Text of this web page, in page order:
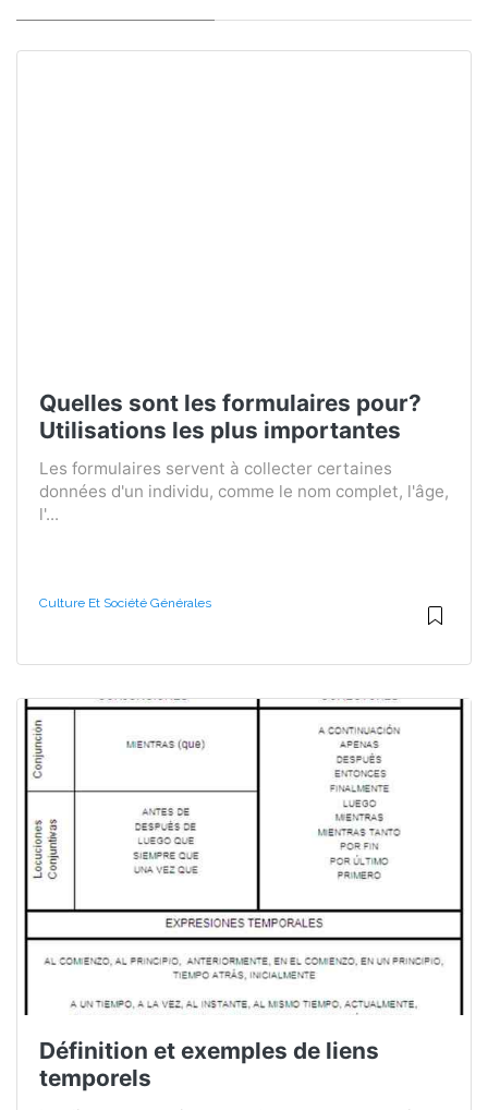
Quelles sont les formulaires pour?
Utilisations les plus importantes
Les formulaires servent à collecter certaines
données d'un individu, comme le nom complet, l'âge,
l'...
Culture Et Société Générales
Définition et exemples de liens
temporels